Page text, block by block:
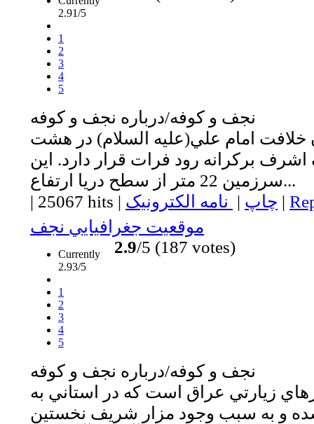
2.91/5
1
2
3
4
5
نجف و كوفه/درباره نجف و كوفه
خلافت امام علي(عليه السلام) در هشت
بركرانه رود فرات قرار دارد. اين
سرزمين 22 متر از سطح دريا ارتفاع...
| 25067 hits | چاپ | نامه الکترونیک |
موقعيت جغرافيايي نجف
Currently
2.93/5
1
2
3
4
5
2.9/5 (187 votes)
نجف و كوفه/درباره نجف و كوفه
زيارتي عراق است كه در استاني به
و به سبب وجود مزار شريف نخستين